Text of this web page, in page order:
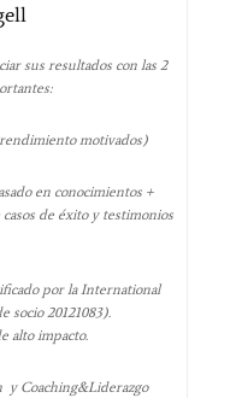
sus resultados con las 2
motivados)
en conocimientos +
de éxito y testimonios
por la International
socio 20121083).
alto impacto.
y Coaching&Liderazgo